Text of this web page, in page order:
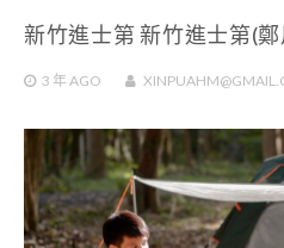
新竹進士第 新竹進士第(
3 年 AGO